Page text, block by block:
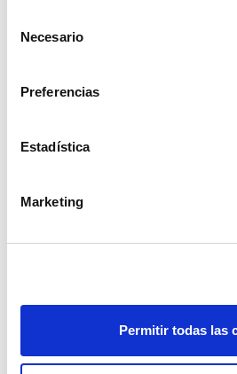
Necesario
Preferencias
Estadística
Marketing
Permitir todas las
270,07€